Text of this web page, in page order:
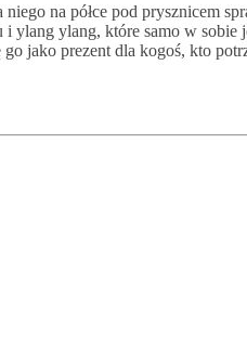
na półce pod prysznicem
ylang, które samo w
jako prezent dla kogoś, kto